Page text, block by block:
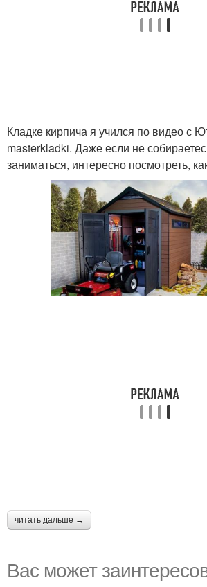
Кладке кирпича я учился по видео с
masterkladki. Даже если не
заниматься, интересно посмотреть,
читать дальше →
Вас может